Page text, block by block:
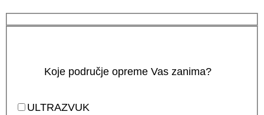
Koje područje opreme Vas zanima?
ULTRAZVUK